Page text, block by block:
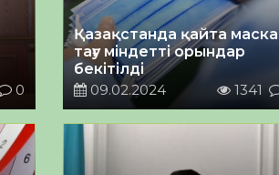
0
Қазақстанда қайта маска
тағу міндетті орындар
бекітілді
09.02.2024
1341